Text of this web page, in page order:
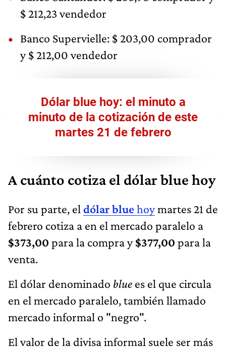
$ 212,23 vendedor
Banco Supervielle: $ 203,00 comprador
y $ 212,00 vendedor
Dólar blue hoy: el minuto a
minuto de la cotización de este
martes 21 de febrero
A cuánto cotiza el dólar blue hoy
Por su parte, el dólar bluehoymartes 21 de
febrero cotiza a en el mercado paralelo a
$373,00 para la compra y$377,00 para la
venta.
El dólar denominado blue es el que circula
en el mercado paralelo, también llamado
mercado informal o "negro".
El valor de la divisa informal suele ser más